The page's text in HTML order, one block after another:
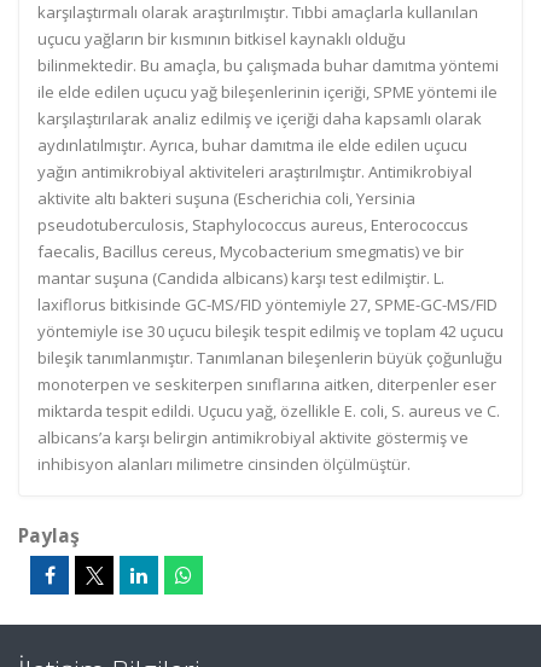
karşılaştırmalı olarak araştırılmıştır. Tıbbi amaçlarla kullanılan
uçucu yağların bir kısmının bitkisel kaynaklı olduğu
bilinmektedir. Bu amaçla, bu çalışmada buhar damıtma yöntemi
ile elde edilen uçucu yağ bileşenlerinin içeriği, SPME yöntemi ile
karşılaştırılarak analiz edilmiş ve içeriği daha kapsamlı olarak
aydınlatılmıştır. Ayrıca, buhar damıtma ile elde edilen uçucu
yağın antimikrobiyal aktiviteleri araştırılmıştır. Antimikrobiyal
aktivite altı bakteri suşuna (Escherichia coli, Yersinia
pseudotuberculosis, Staphylococcus aureus, Enterococcus
faecalis, Bacillus cereus, Mycobacterium smegmatis) ve bir
mantar suşuna (Candida albicans) karşı test edilmiştir. L.
laxiflorus bitkisinde GC-MS/FID yöntemiyle 27, SPME-GC-MS/FID
yöntemiyle ise 30 uçucu bileşik tespit edilmiş ve toplam 42 uçucu
bileşik tanımlanmıştır. Tanımlanan bileşenlerin büyük çoğunluğu
monoterpen ve seskiterpen sınıflarına aitken, diterpenler eser
miktarda tespit edildi. Uçucu yağ, özellikle E. coli, S. aureus ve C.
albicans’a karşı belirgin antimikrobiyal aktivite göstermiş ve
inhibisyon alanları milimetre cinsinden ölçülmüştür.
Paylaş